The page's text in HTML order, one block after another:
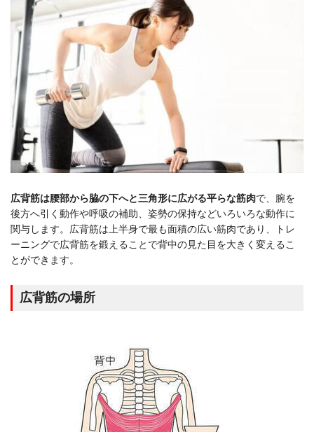
広背筋は腰部から脇の下へと三角形に広がる平らな筋肉で、腕を
後方へ引く動作や呼吸の補助、姿勢の保持などいろいろな動作に
関与します。広背筋は上半身で最も面積の広い筋肉であり、トレ
ーニングで広背筋を鍛えることで背中の見た目を大きく変えるこ
とができます。
広背筋の場所